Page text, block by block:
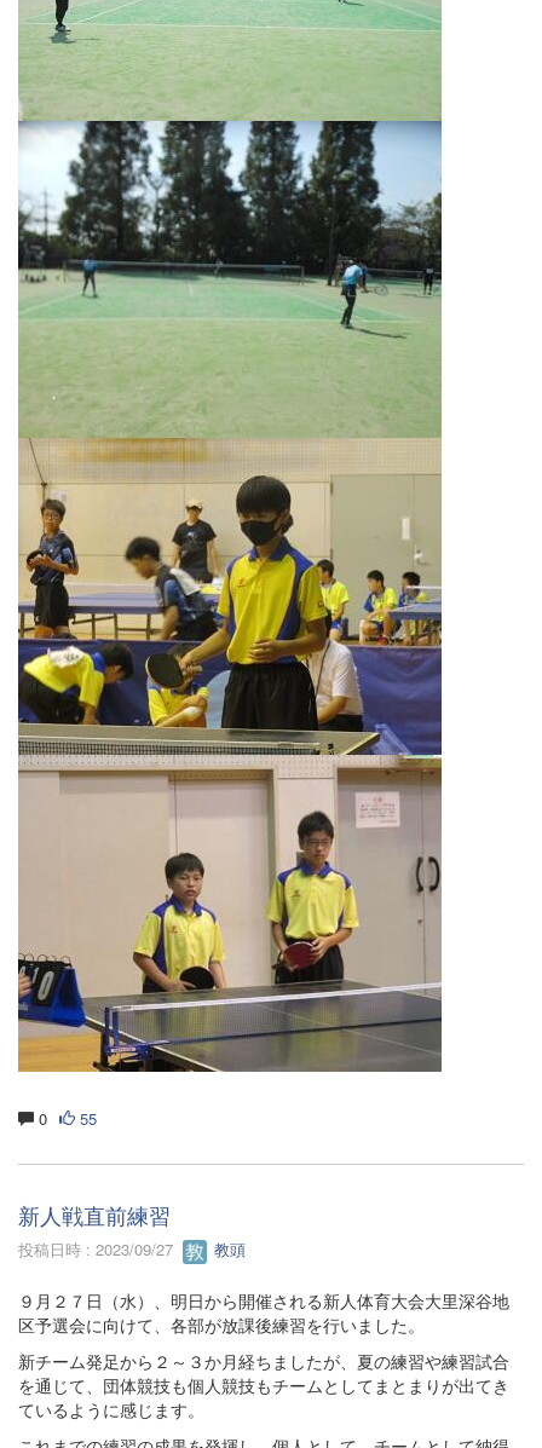
0 55
新人戦直前練習
投稿日時 : 2023/09/27 教頭
９月２７日（水）、明日から開催される新人体育大会大里深谷地
区予選会に向けて、各部が放課後練習を行いました。
新チーム発足から２～３か月経ちましたが、夏の練習や練習試合
を通じて、団体競技も個人競技もチームとしてまとまりが出てき
ているように感じます。